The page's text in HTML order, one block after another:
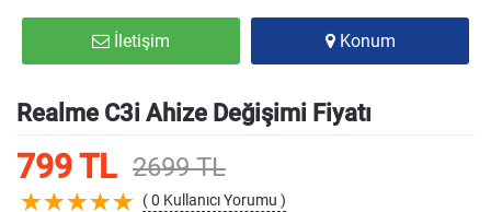
İletişim Konum
Realme C3i Ahize Değişimi Fiyatı
799 TL 2699 TL
( 0 Kullanıcı Yorumu )